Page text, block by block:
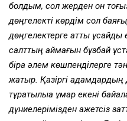
болдым, сол жерден он
дөңгелекті көрдім сол
дөңгелектерге қатты
салттың қаймағын бұзбай
бірақ әлем көшпенділерге
жатыр. Қазіргі адамдардың
тұрақтылыққа құмар екені
дүниелерімізден қажетсіз